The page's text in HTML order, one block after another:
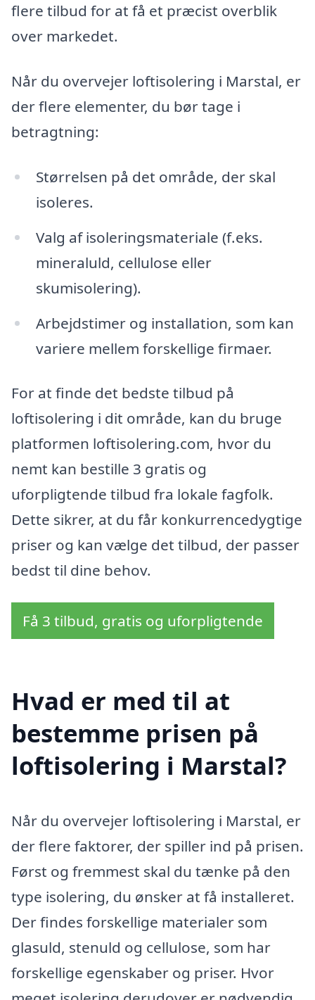
flere tilbud for at få et præcist overblik
over markedet.
Når du overvejer loftisolering i Marstal, er
der flere elementer, du bør tage i
betragtning:
Størrelsen på det område, der skal
isoleres.
Valg af isoleringsmateriale (f.eks.
mineraluld, cellulose eller
skumisolering).
Arbejdstimer og installation, som kan
variere mellem forskellige firmaer.
For at finde det bedste tilbud på
loftisolering i dit område, kan du bruge
platformen loftisolering.com, hvor du
nemt kan bestille 3 gratis og
uforpligtende tilbud fra lokale fagfolk.
Dette sikrer, at du får konkurrencedygtige
priser og kan vælge det tilbud, der passer
bedst til dine behov.
Få 3 tilbud, gratis og uforpligtende
Hvad er med til at
bestemme prisen på
loftisolering i Marstal?
Når du overvejer loftisolering i Marstal, er
der flere faktorer, der spiller ind på prisen.
Først og fremmest skal du tænke på den
type isolering, du ønsker at få installeret.
Der findes forskellige materialer som
glasuld, stenuld og cellulose, som har
forskellige egenskaber og priser. Hvor